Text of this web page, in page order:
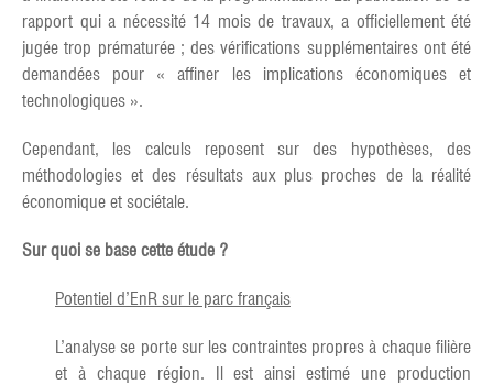
rapport qui a nécessité 14 mois de travaux, a officiellement été
jugée trop prématurée ; des vérifications supplémentaires ont été
demandées pour « affiner les implications économiques et
technologiques ».
Cependant, les calculs reposent sur des hypothèses, des
méthodologies et des résultats aux plus proches de la réalité
économique et sociétale.
Sur quoi se base cette étude ?
Potentiel d’EnR sur le parc français
L’analyse se porte sur les contraintes propres à chaque filière
et à chaque région. Il est ainsi estimé une production